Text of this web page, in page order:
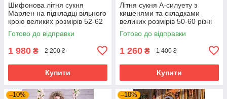
Шифонова літня сукня
Марлен на підкладці вільного
крою великих розмірів 52-62
різні кольори
Готово до відправки
1 980 ₴ 2 200 ₴
Купити
Літня сукня А-силуету з
кишенями та складками
великих розмірів 50-60 різні
кольори сіра
Готово до відправки
1 260 ₴ 1 400 ₴
Купити
–10% –10%